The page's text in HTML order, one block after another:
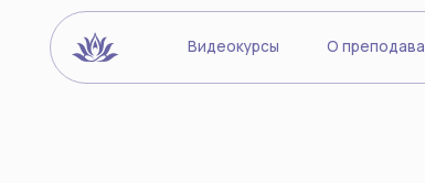
Видеокурсы О преподавателе